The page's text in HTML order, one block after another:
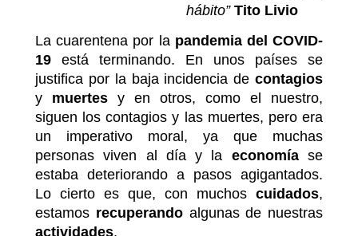
hábito” Tito Livio
La cuarentena por la pandemia del COVID-
19 está terminando. En unos países se
justifica por la baja incidencia de contagios
y muertes y en otros, como el nuestro,
siguen los contagios y las muertes, pero era
un imperativo moral, ya que muchas
personas viven al día y la economíase
estaba deteriorando a pasos agigantados.
Lo cierto es que, con muchos cuidados,
estamos recuperandoalgunas de nuestras
actividades.